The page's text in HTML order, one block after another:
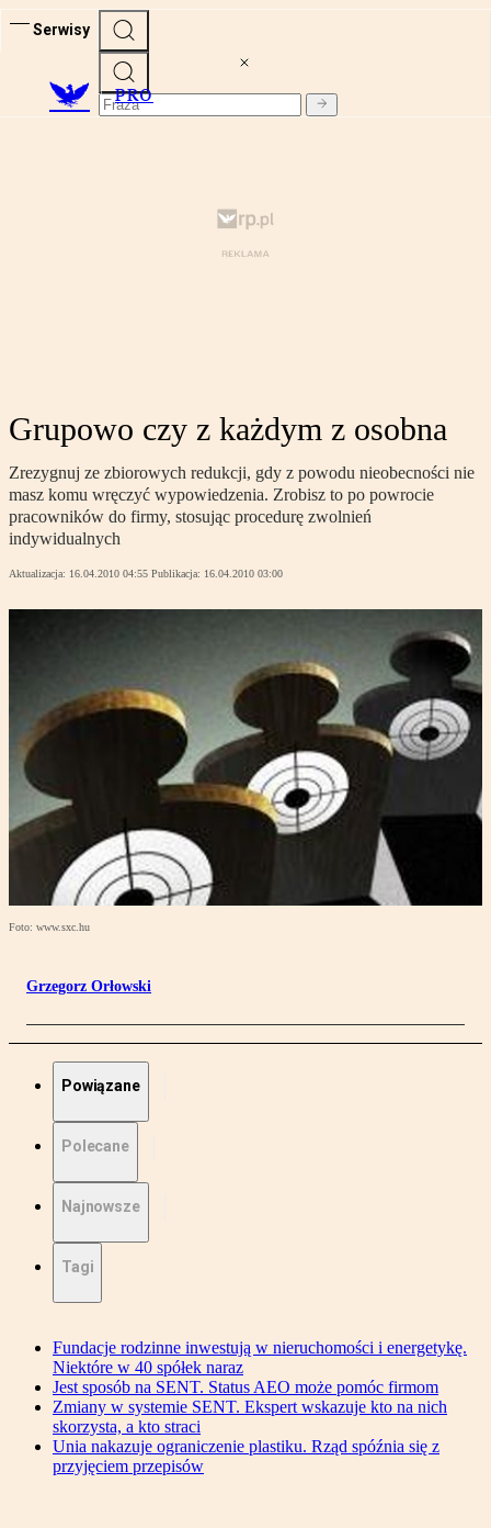
Serwisy
PRO
Grupowo czy z każdym z osobna
Zrezygnuj ze zbiorowych redukcji, gdy z powodu nieobecności nie
masz komu wręczyć wypowiedzenia. Zrobisz to po powrocie
pracowników do firmy, stosując procedurę zwolnień
indywidualnych
Aktualizacja: 16.04.2010 04:55 Publikacja: 16.04.2010 03:00
Foto: www.sxc.hu
Grzegorz Orłowski
Powiązane
Polecane
Najnowsze
Tagi
Fundacje rodzinne inwestują w nieruchomości i energetykę.
Niektóre w 40 spółek naraz
Jest sposób na SENT. Status AEO może pomóc firmom
Zmiany w systemie SENT. Ekspert wskazuje kto na nich
skorzysta, a kto straci
Unia nakazuje ograniczenie plastiku. Rząd spóźnia się z
przyjęciem przepisów